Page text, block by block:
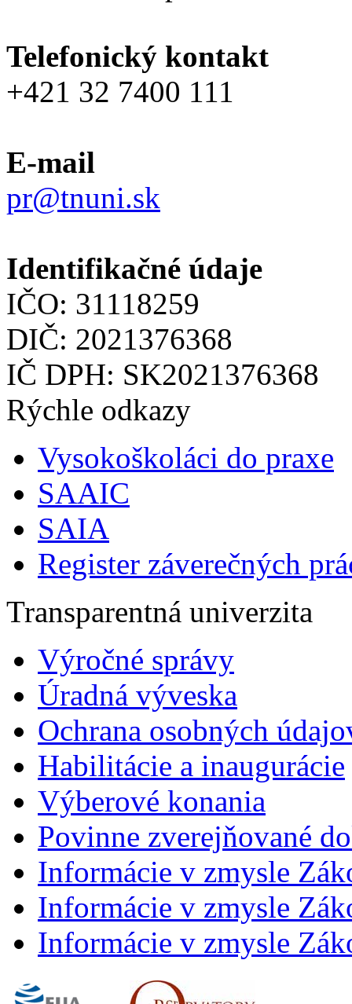
Telefonický kontakt
+421 32 7400 111
E-mail
pr@tnuni.sk
Identifikačné údaje
IČO: 31118259
DIČ: 2021376368
IČ DPH: SK2021376368
Rýchle odkazy
Vysokoškoláci do praxe
SAAIC
SAIA
Register záverečných
Transparentná univerzita
Výročné správy
Úradná výveska
Ochrana osobných
Habilitácie a inaugurácie
Výberové konania
Povinne zverejňované
Informácie v zmysle
Informácie v zmysle
Informácie v zmysle